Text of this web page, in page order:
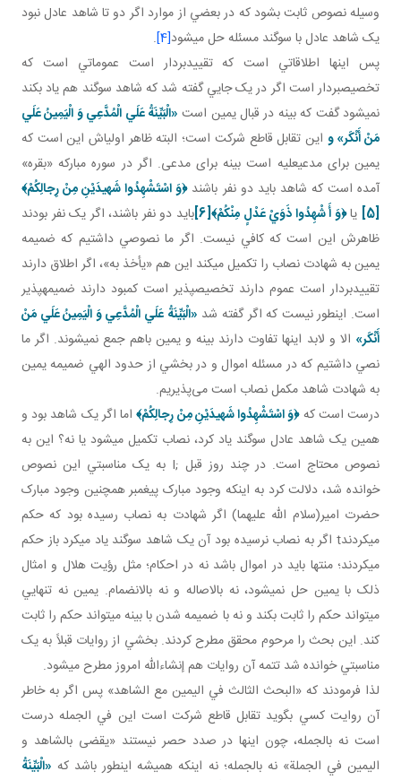
وسيله نصوص ثابت بشود که در بعضي از موارد اگر دو تا شاهد عادل نبود
يک شاهد عادل با سوگند مسئله حل مي شود[4]
.
پس اينها اطلاقاتي است که تقييدبردار است عموماتي است که
تخصيص بردار است اگر در يک جايي گفته شد که شاهد سوگند هم ياد بکند
نمي شود گفت که بينه در قبال يمين است «الْبَيِّنَةُ عَلَي الْمُدَّعِي وَ الْيَمِينُ عَلَي
مَنْ أَنْكَر» و اين تقابل قاطع شرکت است؛ البته ظاهر اولي اش اين است که
يمين برای مدعي عليه است بينه برای مدعی. اگر در سوره مبارکه «بقره»
آمده است که شاهد بايد دو نفر باشند﴿وَ اسْتَشْهِدُوا شَهيدَيْنِ مِنْ رِجالِكُمْ﴾
[5]
يا﴿وَ أَ شْهِدُوا ذَوَيْ عَدْلٍ مِنْكُمْ﴾[6]
بايد دو نفر باشند، اگر يک نفر بودند
ظاهرش اين است که کافي نيست. اگر ما نصوصي داشتيم که ضميمه
يمين به شهادت نصاب را تکميل مي کند اين هم «يأخذ به»، اگر اطلاق دارند
تقييدبردار است عموم دارند تخصيص پذير است کمبود دارند ضميمه پذير
است. اين طور نيست که اگر گفته شد «الْبَيِّنَةُ عَلَي الْمُدَّعِي وَ الْيَمِينُ عَلَي مَنْ
أَنْكَر» الا و لابد اينها تفاوت دارند بينه و يمين باهم جمع نمي شوند. اگر ما
نصي داشتيم که در مسئله اموال و در بخشي از حدود الهي ضميمه يمين
به شهادت شاهد مکمل نصاب است می‌پذيريم.
درست است که﴿وَ اسْتَشْهِدُوا شَهيدَيْنِ مِنْ رِجالِكُمْ﴾اما اگر يک شاهد بود و
همين يک شاهد عادل سوگند ياد کرد، نصاب تکميل مي شود يا نه؟ اين به
نصوص محتاج است. در چند روز قبل ;I به يک مناسبتي اين نصوص
خوانده شد، دلالت کرد به اينکه وجود مبارک پيغمبر همچنين وجود مبارک
حضرت امير(سلام الله عليهما) اگر شهادت به نصاب رسيده بود که حکم
مي کردندt اگر به نصاب نرسيده بود آن يک شاهد سوگند ياد مي کرد باز حکم
مي کردند؛ منتها بايد در اموال باشد نه در احکام؛ مثل رؤيت هلال و امثال
ذلک با يمين حل نمي شود، نه بالاصاله و نه بالانضمام. يمين نه تنهايي
مي تواند حکم را ثابت بکند و نه با ضميمه شدن با بينه مي تواند حکم را ثابت
کند. اين بحث را مرحوم محقق مطرح کردند. بخشي از روايات قبلاً به يک
مناسبتي خوانده شد تتمه آن روايات هم إن شاءالله امروز مطرح مي شود.
لذا فرمودند که «البحث الثالث في اليمين مع الشاهد» پس اگر به خاطر
آن روايت کسي بگويد تقابل قاطع شرکت است اين في الجمله درست
است نه بالجمله، چون اينها در صدد حصر نيستند «يقضى بالشاهد و
اليمين في الجملة» نه بالجمله؛ نه اينکه هميشه اين طور باشد که «الْبَيِّنَةُ